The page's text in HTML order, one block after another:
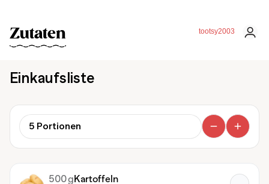
tootsy2003
Zutaten